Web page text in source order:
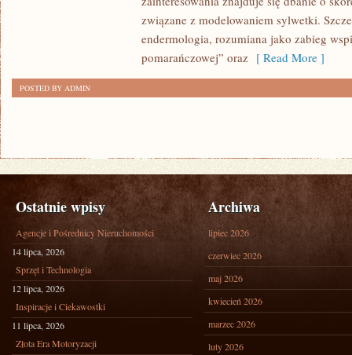
związane z modelowaniem sylwetki.
endermologia, rozumiana jako zabieg
pomarańczowej” oraz [ Read More ]
POSTED BY ADMIN
Ostatnie wpisy
Agencje i Pośrednicy Nieruchomości
14 lipca, 2026
Sprzęt i Technologia
12 lipca, 2026
Inspiracje i Ciekawostki
11 lipca, 2026
Złota Era Motoryzacji
Archiwa
lipiec 2026
czerwiec 2026
maj 2026
kwiecień 2026
marzec 2026
luty 2026